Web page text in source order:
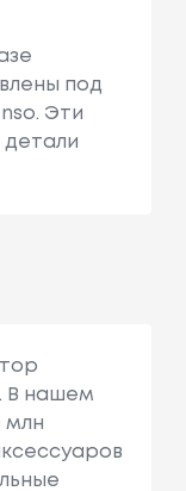
под
Эти
детали
В нашем
млн